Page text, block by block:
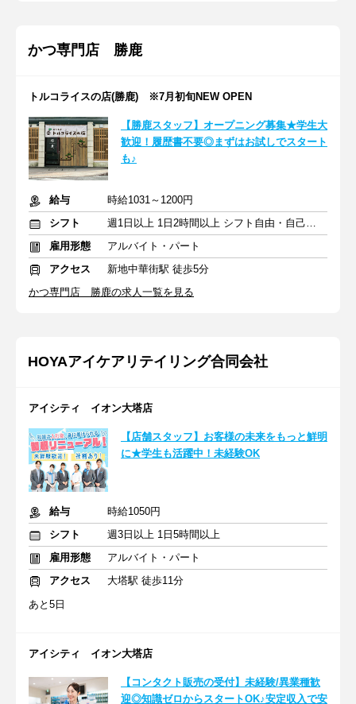
かつ専門店 勝鹿
トルコライスの店(勝鹿) ※7月初旬NEW OPEN
【勝鹿スタッフ】オープニング募集★学生大
歓迎！履歴書不要◎まずはお試しでスタート
も♪
給与
時給1031～1200円
シフト
週1日以上 1日2時間以上 シフト自由・自己申告
雇用形態
アルバイト・パート
アクセス
新地中華街駅 徒歩5分
かつ専門店 勝鹿の求人一覧を見る
HOYAアイケアリテイリング合同会社
アイシティ イオン大塔店
【店舗スタッフ】お客様の未来をもっと鮮明
に★学生も活躍中！未経験OK
給与
時給1050円
シフト
週3日以上 1日5時間以上
雇用形態
アルバイト・パート
アクセス
大塔駅 徒歩11分
あと5日
アイシティ イオン大塔店
【コンタクト販売の受付】未経験/異業種歓
迎◎知識ゼロからスタートOK♪安定収入で安